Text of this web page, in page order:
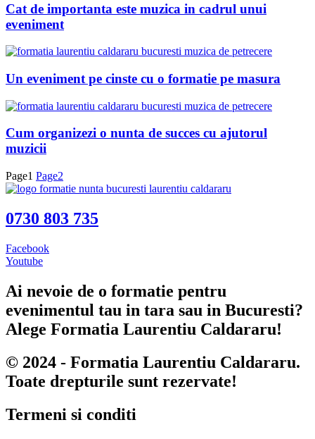
Cat de importanta este muzica in cadrul unui
eveniment
Un eveniment pe cinste cu o formatie pe masura
Cum organizezi o nunta de succes cu ajutorul
muzicii
Page1 Page2
0730 803 735
Facebook
Youtube
Ai nevoie de o formatie pentru
evenimentul tau in tara sau in Bucuresti?
Alege Formatia Laurentiu Caldararu!
© 2024 - Formatia Laurentiu Caldararu.
Toate drepturile sunt rezervate!
Termeni si conditi